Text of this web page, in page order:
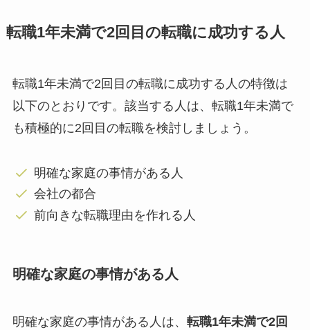
転職1年未満で2回目の転職に成功する人
転職1年未満で2回目の転職に成功する人の特徴は
以下のとおりです。該当する人は、転職1年未満で
も積極的に2回目の転職を検討しましょう。
明確な家庭の事情がある人
会社の都合
前向きな転職理由を作れる人
明確な家庭の事情がある人
明確な家庭の事情がある人は、 転職1年未満で2回